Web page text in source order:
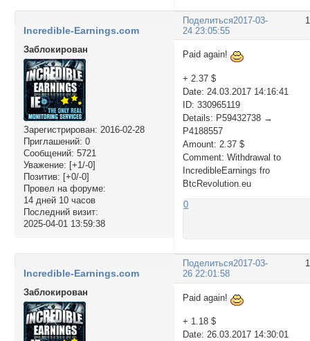
Поделиться2017-03-
24 23:05:55
Incredible-Earnings.com
Заблокирован
Зарегистрирован: 2016-02-28
Приглашений: 0
Сообщений: 5721
Уважение: [+1/-0]
Позитив: [+0/-0]
Провел на форуме:
14 дней 10 часов
Последний визит:
2025-04-01 13:59:38
Paid again!
+ 2.37 $
Date: 24.03.2017 14:16:41
ID: 330965119
Details: P59432738 →
P4188557
Amount: 2.37 $
Comment: Withdrawal to
IncredibleEarnings fro
BtcRevolution.eu
0
Поделиться2017-03-
26 22:01:58
Incredible-Earnings.com
Заблокирован
Paid again!
+ 1.18 $
Date: 26.03.2017 14:30:01